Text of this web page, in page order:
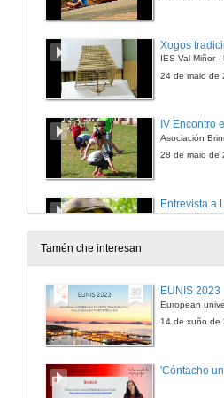
Xogos
IES Val Miñor -
24 de maio de
IV Encontro
Asociación
28 de maio de
Entrevista a
29 de maio de
CEIP VITE I -
Fundación Tic
Tamén che interesan
EUNIS 2023
14 de xuño de
'Cóntacho